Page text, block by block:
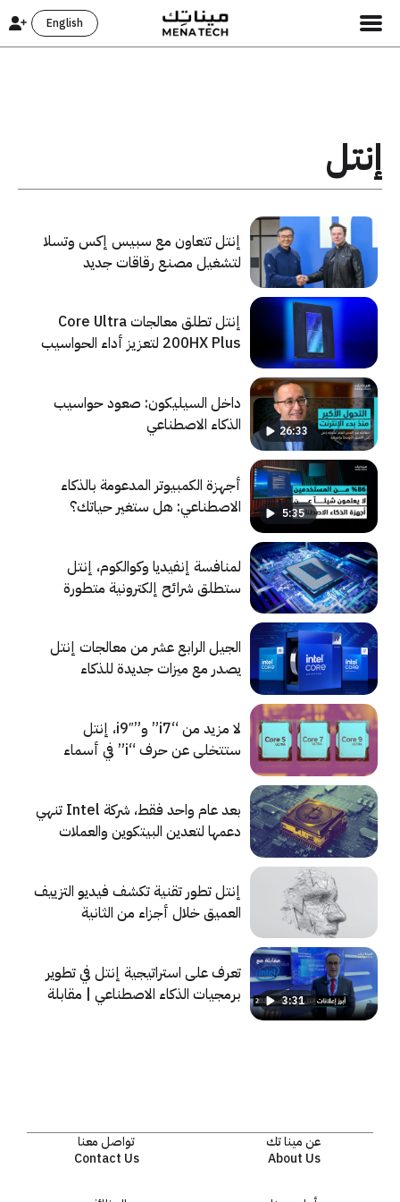
English
إنتل
إنتل تتعاون مع سبيس إكس وتسلا
لتشغيل مصنع رقاقات جديد
إنتل تطلق معالجات Core Ultra
200HX Plus لتعزيز أداء الحواسيب
26:33
داخل السيليكون: صعود حواسيب
الذكاء الاصطناعي
5:35
أجهزة الكمبيوتر المدعومة بالذكاء
الاصطناعي: هل ستغير حياتك؟
لمنافسة إنفيديا وكوالكوم، إنتل
ستطلق شرائح إلكترونية متطورة
الجيل الرابع عشر من معالجات إنتل
يصدر مع ميزات جديدة للذكاء
لا مزيد من “i7” و”i9″، إنتل
ستتخلى عن حرف “i” في أسماء
بعد عام واحد فقط، شركة Intel تنهي
دعمها لتعدين البيتكوين والعملات
إنتل تطور تقنية تكشف فيديو التزييف
العميق خلال أجزاء من الثانية
3:31
تعرف على استراتيجية إنتل في تطوير
برمجيات الذكاء الاصطناعي | مقابلة
عن مينا تك
About Us
تواصل معنا
Contact Us